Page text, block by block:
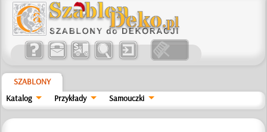
SZABLONY
Katalog
Przykłady Samouczki